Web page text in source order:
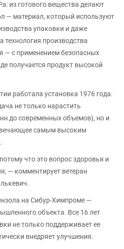
из готового вещества делают
— материал, который используют
упаковки и даже
технология производства
— с применением безопасных
получается продукт высокой
работала установка 1976 года.
не только нарастить
до современных объемов), но и
самым высоким
что это вопрос здоровья и
— комментирует ветеран
на Сибур-Химпроме —
объекта. Все 16 лет
не только поддерживает ее
внедряет улучшения.